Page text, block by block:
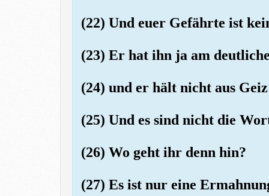
(22) Und euer Gefährte ist
(23) Er hat ihn ja am
(24) und er hält nicht aus
(25) Und es sind nicht die
(26) Wo geht ihr denn hin?
(27) Es ist nur eine